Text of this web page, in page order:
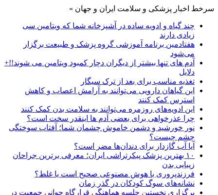
سرخط اخبار پزشکی و سلامت ایران و جهان »
چند گیاه و ادویه ساده در آشپزخانه شما که ویتامین سی
زیادی دارند
هفتادمین برنامه آموزشی گروه پزشک و طبیعت برگزار
می‌شود
آدم های تنها بیشتر از دیگران دچار کمبود ویتامین می شوند!!+
دلایل
تغذیه مناسب برای بعد از ترک سیگار
این گیاهان دارویی می‌توانند به آرامش اعصاب و کاهش
استرس کمک کنند
این ادویه‌های روزمره می‌توانند به سلامت بدن کمک کنند
چرا عذرخواهی برای بعضی آدم ها اینقدر سخت است؟
نور خورشید و دشمن خاموش چشمان شما؛ آفتاب سوختگی
چشم چیست؟
آیا آب گازدار برای دندان‌ها مضر است؟
۱۰ بهترین پزشک پیکرتراشی ایران؛ معرفی برترین جراحان
زیبایی بدن
فرزندپروری با هوش مصنوعی صحیح است یا غلط؟
نشانه‌های سوگ کودکان در گذر زمان
برگزاری نخستین جلسه هماهنگی قرارگاه جوانی جمعیت در